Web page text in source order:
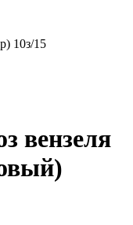
10з/15
вензеля